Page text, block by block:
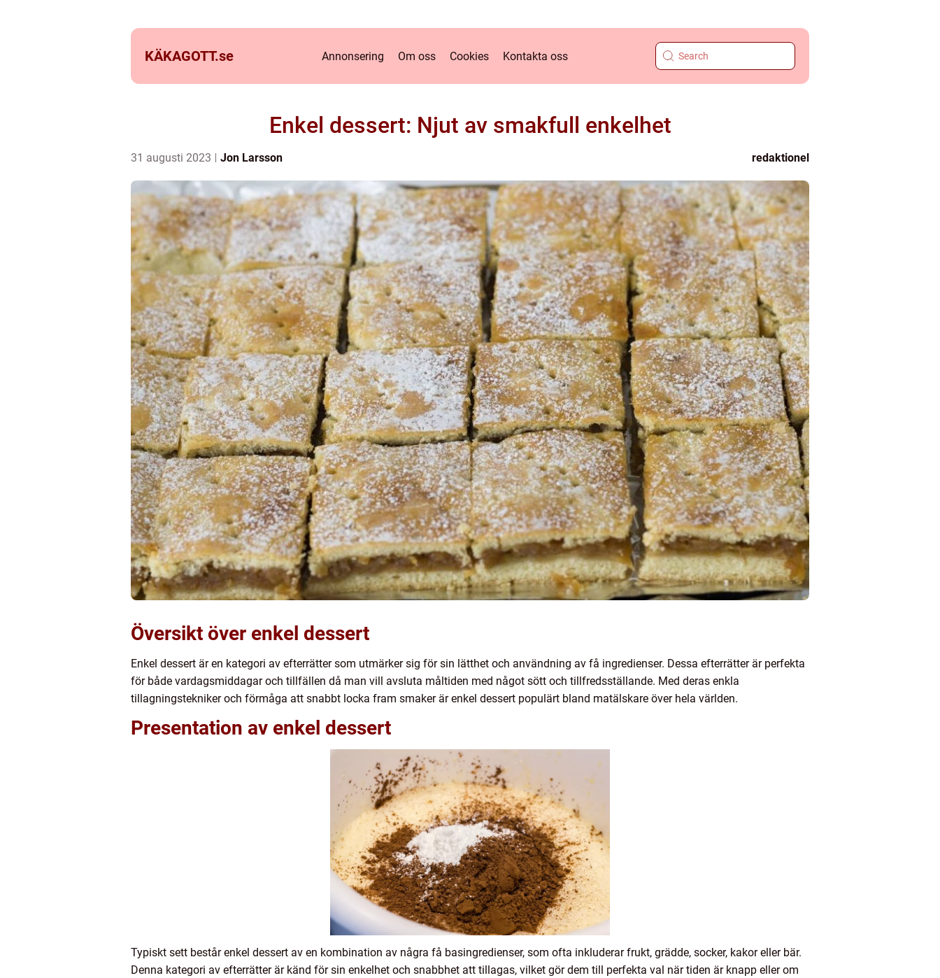
KÄKAGOTT.se Annonsering Om oss Cookies Kontakta oss
Enkel dessert: Njut av smakfull enkelhet
31 augusti 2023 Jon Larsson redaktionel
Översikt över enkel dessert
Enkel dessert är en kategori av efterrätter som utmärker sig för sin lätthet och användning av få ingredienser. Dessa efterrätter är perfekta
för både vardagsmiddagar och tillfällen då man vill avsluta måltiden med något sött och tillfredsställande. Med deras enkla
tillagningstekniker och förmåga att snabbt locka fram smaker är enkel dessert populärt bland matälskare över hela världen.
Presentation av enkel dessert
Typiskt sett består enkel dessert av en kombination av några få basingredienser, som ofta inkluderar frukt, grädde, socker, kakor eller bär.
Denna kategori av efterrätter är känd för sin enkelhet och snabbhet att tillagas, vilket gör dem till perfekta val när tiden är knapp eller om